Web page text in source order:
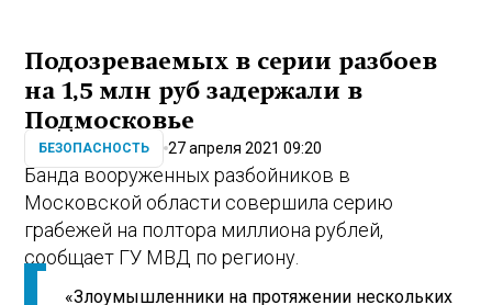
Подозреваемых в серии разбоев
на 1,5 млн руб задержали в
Подмосковье
БЕЗОПАСНОСТЬ 27 апреля 2021 09:20
Банда вооруженных разбойников в
Московской области совершила серию
грабежей на полтора миллиона рублей,
сообщает ГУ МВД по региону.
«Злоумышленники на протяжении нескольких